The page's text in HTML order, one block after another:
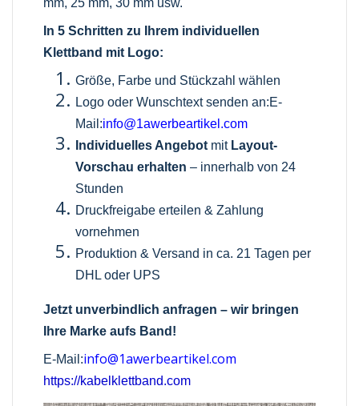
mm, 25 mm, 30 mm usw.
In 5 Schritten zu Ihrem individuellen
Klettband mit Logo:
Größe, Farbe und Stückzahl wählen
Logo oder Wunschtext senden an:E-
Mail:info@1awerbeartikel.com
Individuelles Angebot mit Layout-
Vorschau erhalten – innerhalb von 24
Stunden
Druckfreigabe erteilen & Zahlung
vornehmen
Produktion & Versand in ca. 21 Tagen per
DHL oder UPS
Jetzt unverbindlich anfragen – wir bringen
Ihre Marke aufs Band!
E-Mail:info@1awerbeartikel.com
https://kabelklettband.com